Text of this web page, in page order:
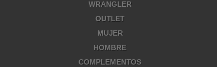
WRANGLER
OUTLET
MUJER
HOMBRE
COMPLEMENTOS